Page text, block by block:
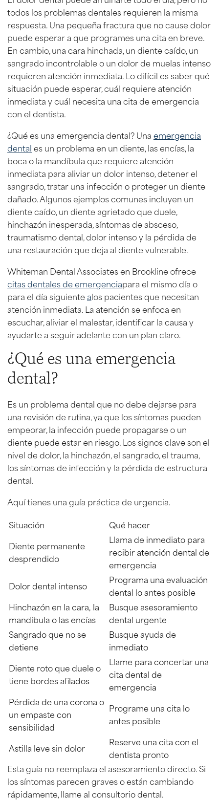
todos los problemas dentales requieren la misma
respuesta. Una pequeña fractura que no cause dolor
puede esperar a que programes una cita en breve.
En cambio, una cara hinchada, un diente caído, un
sangrado incontrolable o un dolor de muelas intenso
requieren atención inmediata. Lo difícil es saber qué
situación puede esperar, cuál requiere atención
inmediata y cuál necesita una cita de emergencia
con el dentista.
¿Qué es una emergencia dental? Una emergencia
dental es un problema en un diente, las encías, la
boca o la mandíbula que requiere atención
inmediata para aliviar un dolor intenso, detener el
sangrado, tratar una infección o proteger un diente
dañado. Algunos ejemplos comunes incluyen un
diente caído, un diente agrietado que duele,
hinchazón inesperada, síntomas de absceso,
traumatismo dental, dolor intenso y la pérdida de
una restauración que deja al diente vulnerable.
Whiteman Dental Associates en Brookline ofrece
citas dentales de emergenciapara el mismo día o
para el día siguiente alos pacientes que necesitan
atención inmediata. La atención se enfoca en
escuchar, aliviar el malestar, identificar la causa y
ayudarte a seguir adelante con un plan claro.
¿Qué es una emergencia
dental?
Es un problema dental que no debe dejarse para
una revisión de rutina, ya que los síntomas pueden
empeorar, la infección puede propagarse o un
diente puede estar en riesgo. Los signos clave son el
nivel de dolor, la hinchazón, el sangrado, el trauma,
los síntomas de infección y la pérdida de estructura
dental.
Aquí tienes una guía práctica de urgencia.
Situación
Qué hacer
Diente permanente
desprendido
Llama de inmediato para
recibir atención dental de
emergencia
Dolor dental intenso
Programa una evaluación
dental lo antes posible
Hinchazón en la cara, la
mandíbula o las encías
Busque asesoramiento
dental urgente
Sangrado que no se
detiene
Busque ayuda de
inmediato
Diente roto que duele o
tiene bordes afilados
Llame para concertar una
cita dental de
emergencia
Pérdida de una corona o
un empaste con
sensibilidad
Programe una cita lo
antes posible
Astilla leve sin dolor
Reserve una cita con el
dentista pronto
Esta guía no reemplaza el asesoramiento directo. Si
los síntomas parecen graves o están cambiando
rápidamente, llame al consultorio dental.